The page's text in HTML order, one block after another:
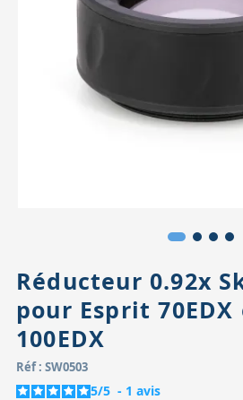
Accessoires pour montures
Pièces détachées
Réducteur 0.92x
pour Esprit
100EDX
Réf : SW0503
5/5 - 1 avis